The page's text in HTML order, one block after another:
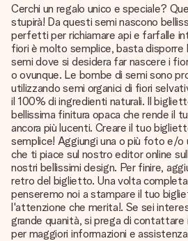
Cerchi un regalo unico e speciale?
stupirà! Da questi semi nascono
perfetti per richiamare api e farfalle
fiori è molto semplice, basta
semi dove si desidera far nascere i
o ovunque. Le bombe di semi sono
utilizzando semi organici di fiori
il 100% di ingredienti naturali. Il
bellissima finitura opaca che rende il
ancora più lucenti. Creare il tuo
semplice! Aggiungi una o più foto e/
che ti piace sul nostro editor online
nostri bellissimi design. Per finire,
retro del biglietto. Una volta
penseremo noi a stampare il tuo
l'attenzione che merita!. Se sei
grande quanità, si prega di
per maggiori informazioni e